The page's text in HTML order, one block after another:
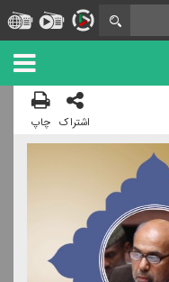
اشتراک چاپ